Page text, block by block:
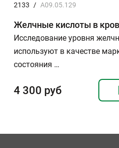
2133 / A09.05.129
Желчные кислоты в
Исследование уровня
используют в качестве
состояния …
4 300 руб